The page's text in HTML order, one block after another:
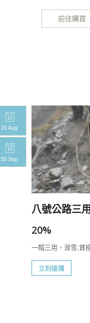
前往購買
20 Aug
30 Sep
八號公路三
20%
一帽三用，滑雪,賞
立刻搶購